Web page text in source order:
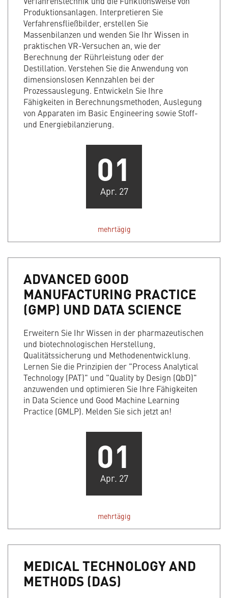
Produktionsanlagen. Interpretieren Sie
Verfahrensfließbilder, erstellen Sie
Massenbilanzen und wenden Sie Ihr Wissen in
praktischen VR-Versuchen an, wie der
Berechnung der Rührleistung oder der
Destillation. Verstehen Sie die Anwendung von
dimensionslosen Kennzahlen bei der
Prozessauslegung. Entwickeln Sie Ihre
Fähigkeiten in Berechnungsmethoden, Auslegung
von Apparaten im Basic Engineering sowie Stoff-
und Energiebilanzierung.
01
Apr. 27
mehrtägig
ADVANCED GOOD
MANUFACTURING PRACTICE
(GMP) UND DATA SCIENCE
Erweitern Sie Ihr Wissen in der pharmazeutischen
und biotechnologischen Herstellung,
Qualitätssicherung und Methodenentwicklung.
Lernen Sie die Prinzipien der "Process Analytical
Technology (PAT)" und "Quality by Design (QbD)"
anzuwenden und optimieren Sie Ihre Fähigkeiten
in Data Science und Good Machine Learning
Practice (GMLP). Melden Sie sich jetzt an!
01
Apr. 27
mehrtägig
MEDICAL TECHNOLOGY AND
METHODS (DAS)